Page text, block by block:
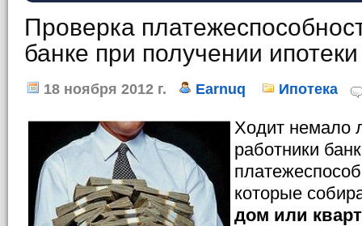
Проверка
банке при получении ипотеки
18 ноября 2012 г. Earnuq Ипотека
Ходит немало
работники
которые
дом или